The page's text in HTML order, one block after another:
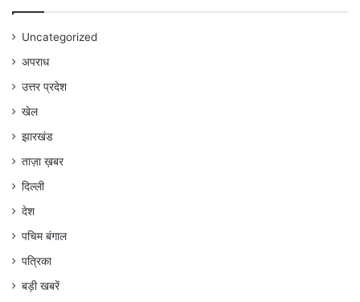
Uncategorized
अपराध
उत्तर प्रदेश
खेल
झारखंड
ताज़ा ख़बर
दिल्ली
देश
पचिम बंगाल
पत्रिका
बड़ी खबरें